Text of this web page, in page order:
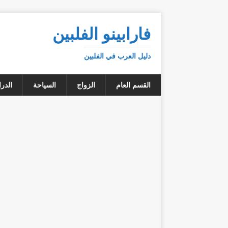
فارابينو الفلبين
دليل العرب في الفلبين
القسم العام الزواج السياحة